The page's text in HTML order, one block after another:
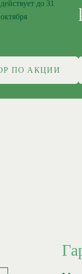
действует до 31
октября
ПО АКЦИИ